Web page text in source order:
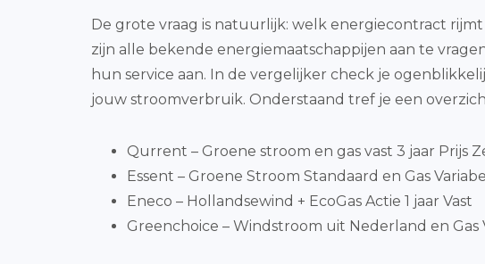
De grote vraag is natuurlijk: welk energiecontract
zijn alle bekende energiemaatschappijen aan te
hun service aan. In de vergelijker check je
jouw stroomverbruik. Onderstaand tref je een
Qurrent – Groene stroom en gas vast 3 jaar Prijs
Essent – Groene Stroom Standaard en Gas Variabel
Eneco – Hollandsewind + EcoGas Actie 1 jaar Vast
Greenchoice – Windstroom uit Nederland en Gas